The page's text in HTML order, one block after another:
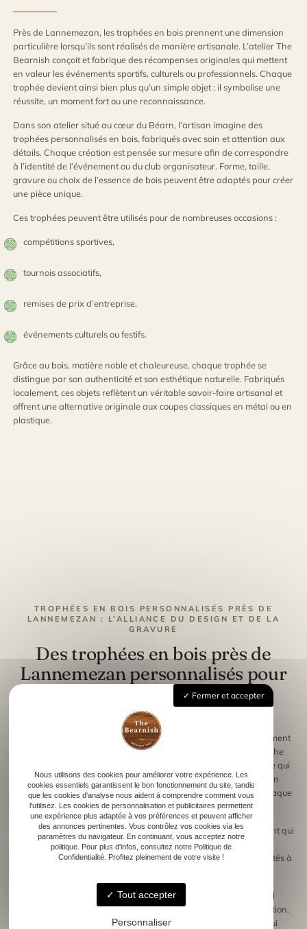
Près de Lannemezan, les trophées en bois prennent une dimension
particulière lorsqu’ils sont réalisés de manière artisanale. L’atelier The
Bearnish conçoit et fabrique des récompenses originales qui mettent
en valeur les événements sportifs, culturels ou professionnels. Chaque
trophée devient ainsi bien plus qu’un simple objet : il symbolise une
réussite, un moment fort ou une reconnaissance.
Dans son atelier situé au cœur du Béarn, l’artisan imagine des
trophées personnalisés en bois, fabriqués avec soin et attention aux
détails. Chaque création est pensée sur mesure afin de correspondre
à l’identité de l’événement ou du club organisateur. Forme, taille,
gravure ou choix de l’essence de bois peuvent être adaptés pour créer
une pièce unique.
Ces trophées peuvent être utilisés pour de nombreuses occasions :
compétitions sportives,
tournois associatifs,
remises de prix d’entreprise,
événements culturels ou festifs.
Grâce au bois, matière noble et chaleureuse, chaque trophée se
distingue par son authenticité et son esthétique naturelle. Fabriqués
localement, ces objets reflètent un véritable savoir-faire artisanal et
offrent une alternative originale aux coupes classiques en métal ou en
plastique.
TROPHÉES EN BOIS PERSONNALISÉS PRÈS DE
LANNEMEZAN : L’ALLIANCE DU DESIGN ET DE LA
GRAVURE
Des trophées en bois près de
Lannemezan personnalisés pour
un souvenir durable
Les trophées en bois près de Lannemezan se distinguent également
par les nombreuses possibilités de personnalisation. L’atelier The
Bearnish propose notamment la gravure sur bois, une technique qui
permet d’ajouter un logo, un nom d’événement, une date ou un
message directement sur le trophée. Cette finition transforme chaque
pièce en souvenir durable et chargé de sens.
La gravure permet d’obtenir des détails précis et un rendu élégant qui
valorise chaque récompense. Clubs sportifs, associations ou
entreprises peuvent ainsi créer des trophées parfaitement adaptés à
Un trophée peut par exemple intégrer un emblème, un visuel
spécifique ou une forme inspirée de la thématique de la compétition.
Cette approche permet de créer des récompenses uniques qui
Fermer et accepter
Nous utilisons des cookies pour améliorer votre expérience. Les
cookies essentiels garantissent le bon fonctionnement du site, tandis
que les cookies d'analyse nous aident à comprendre comment vous
l'utilisez. Les cookies de personnalisation et publicitaires permettent
une expérience plus adaptée à vos préférences et peuvent afficher
des annonces pertinentes. Vous contrôlez vos cookies via les
paramètres du navigateur. En continuant, vous acceptez notre
politique. Pour plus d'infos, consultez notre Politique de
Confidentialité. Profitez pleinement de votre visite !
Tout accepter
Personnaliser